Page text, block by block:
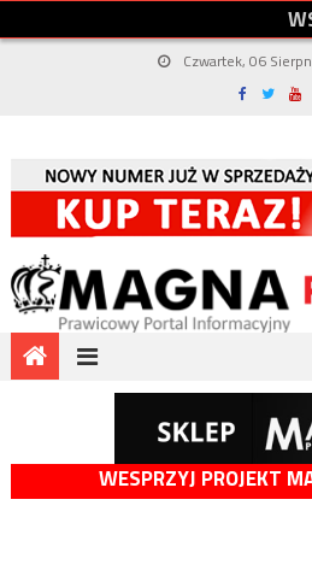
W
Czwartek, 06
WESPRZYJ PROJEKT